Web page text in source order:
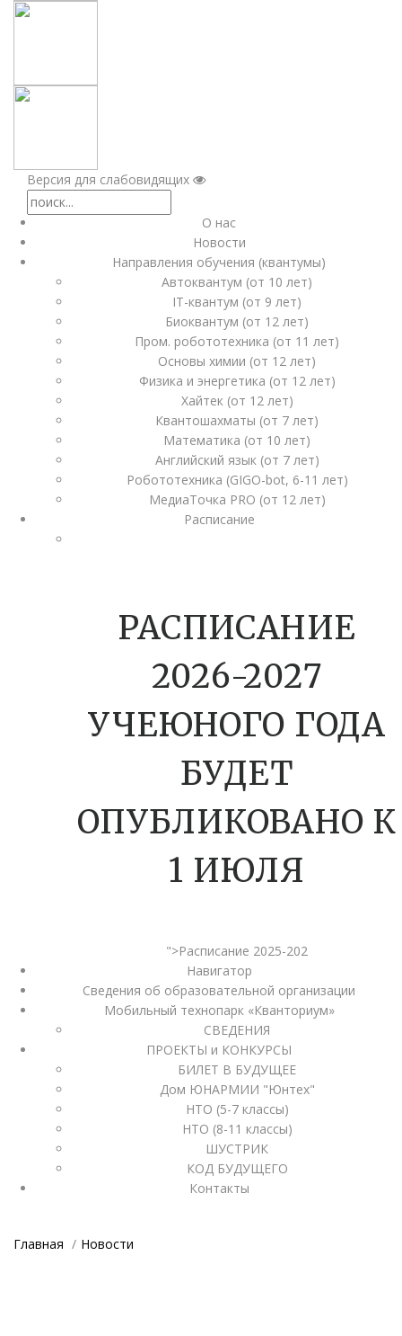
Версия для слабовидящих
О нас
Новости
Направления обучения (квантумы)
Автоквантум (от 10 лет)
IT-квантум (от 9 лет)
Биоквантум (от 12 лет)
Пром. робототехника (от 11 лет)
Основы химии (от 12 лет)
Физика и энергетика (от 12 лет)
Хайтек (от 12 лет)
Квантошахматы (от 7 лет)
Математика (от 10 лет)
Английский язык (от 7 лет)
Робототехника (GIGO-bot, 6-11 лет)
МедиаТочка PRO (от 12 лет)
Расписание
РАСПИСАНИЕ
2026-2027
УЧЕЮНОГО ГОДА
БУДЕТ
ОПУБЛИКОВАНО К
1 ИЮЛЯ
">Расписание 2025-202
Навигатор
Сведения об образовательной организации
Мобильный технопарк «Кванториум»
СВЕДЕНИЯ
ПРОЕКТЫ и КОНКУРСЫ
БИЛЕТ В БУДУЩЕЕ
Дом ЮНАРМИИ "Юнтех"
НТО (5-7 классы)
НТО (8-11 классы)
ШУСТРИК
КОД БУДУЩЕГО
Контакты
Главная Новости